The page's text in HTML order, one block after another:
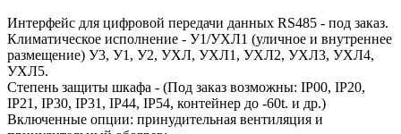
Интерфейс для цифровой передачи данных RS485 - под заказ.
Климатическое исполнение - У1/УХЛ1 (уличное и внутреннее
размещение) У3, У1, У2, УХЛ, УХЛ1, УХЛ2, УХЛ3, УХЛ4,
УХЛ5.
Степень защиты шкафа - (Под заказ возможны: IP00, IP20,
IP21, IP30, IP31, IP44, IP54, контейнер до -60t. и др.)
Включенные опции: принудительная вентиляция и